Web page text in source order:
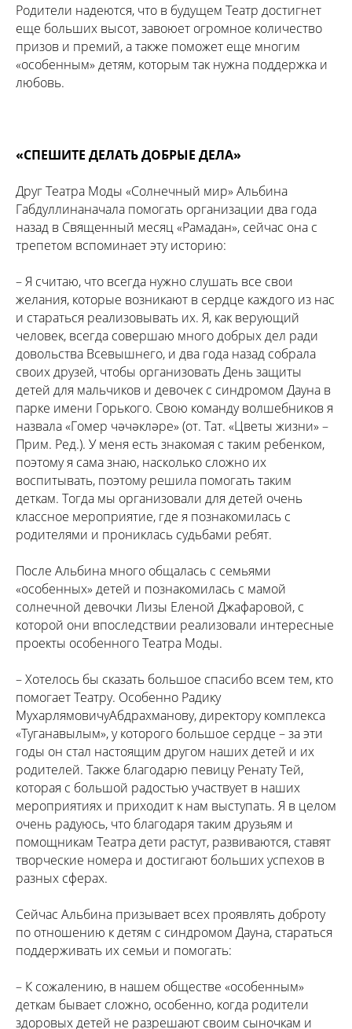
Родители надеются, что в будущем Театр достигнет
еще больших высот, завоюет огромное количество
призов и премий, а также поможет еще многим
«особенным» детям, которым так нужна поддержка и
любовь.
«СПЕШИТЕ ДЕЛАТЬ ДОБРЫЕ ДЕЛА»
Друг Театра Моды «Солнечный мир» Альбина
Габдуллинаначала помогать организации два года
назад в Священный месяц «Рамадан», сейчас она с
трепетом вспоминает эту историю:
– Я считаю, что всегда нужно слушать все свои
желания, которые возникают в сердце каждого из нас
и стараться реализовывать их. Я, как верующий
человек, всегда совершаю много добрых дел ради
довольства Всевышнего, и два года назад собрала
своих друзей, чтобы организовать День защиты
детей для мальчиков и девочек с синдромом Дауна в
парке имени Горького. Свою команду волшебников я
назвала «Гомер чәчәкләре» (от. Тат. «Цветы жизни» –
Прим. Ред.). У меня есть знакомая с таким ребенком,
поэтому я сама знаю, насколько сложно их
воспитывать, поэтому решила помогать таким
деткам. Тогда мы организовали для детей очень
классное мероприятие, где я познакомилась с
родителями и прониклась судьбами ребят.
После Альбина много общалась с семьями
«особенных» детей и познакомилась с мамой
солнечной девочки Лизы Еленой Джафаровой, с
которой они впоследствии реализовали интересные
проекты особенного Театра Моды.
– Хотелось бы сказать большое спасибо всем тем, кто
помогает Театру. Особенно Радику
МухарлямовичуАбдрахманову, директору комплекса
«Туганавылым», у которого большое сердце – за эти
годы он стал настоящим другом наших детей и их
родителей. Также благодарю певицу Ренату Тей,
которая с большой радостью участвует в наших
мероприятиях и приходит к нам выступать. Я в целом
очень радуюсь, что благодаря таким друзьям и
помощникам Театра дети растут, развиваются, ставят
творческие номера и достигают больших успехов в
разных сферах.
Сейчас Альбина призывает всех проявлять доброту
по отношению к детям с синдромом Дауна, стараться
поддерживать их семьи и помогать:
– К сожалению, в нашем обществе «особенным»
деткам бывает сложно, особенно, когда родители
здоровых детей не разрешают своим сыночкам и